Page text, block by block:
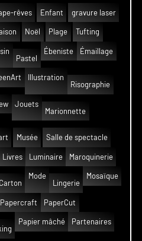
rêves Enfant gravure laser
Noël Plage Tufting
Pastel
Ébeniste Émaillage
Illustration
Risographie
Jouets
Marionnette
Musée Salle de spectacle
Livres Luminaire Maroquinerie
Carton
Mode
Lingerie
Mosaïque
Papercraft PaperCut
Papier mâché Partenaires